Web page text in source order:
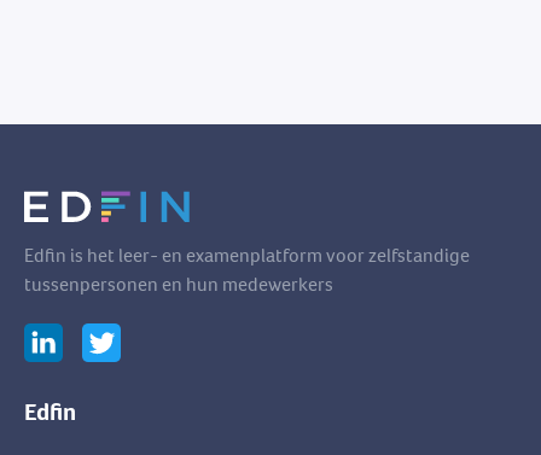
Edfin is het leer- en examenplatform voor zelfstandige
tussenpersonen en hun medewerkers
Edfin